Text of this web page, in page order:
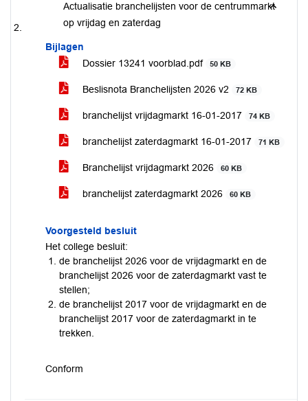
Actualisatie branchelijsten voor de centrummarkt
op vrijdag en zaterdag
Bijlagen
Dossier 13241 voorblad.pdf
50 KB
Beslisnota Branchelijsten 2026 v2 72 KB
branchelijst vrijdagmarkt 16-01-2017 74 KB
branchelijst zaterdagmarkt 16-01-2017 71 KB
Branchelijst vrijdagmarkt 2026 60 KB
branchelijst zaterdagmarkt 2026 60 KB
Voorgesteld besluit
Het college besluit:
de branchelijst 2026 voor de vrijdagmarkt en de
branchelijst 2026 voor de zaterdagmarkt vast te
stellen;
de branchelijst 2017 voor de vrijdagmarkt en de
branchelijst 2017 voor de zaterdagmarkt in te
trekken.
Conform